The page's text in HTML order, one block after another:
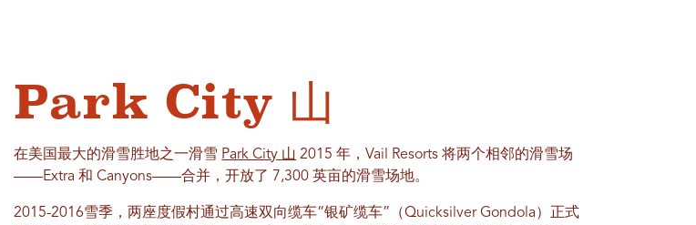
Park City 山
在美国最大的滑雪胜地之一滑雪 Park City 山 2015 年，Vail Resorts 将两个相邻的滑雪场
——Extra 和 Canyons——合并，开放了 7,300 英亩的滑雪场地。
2015-2016雪季，两座度假村通过高速双向缆车“银矿缆车”（Quicksilver Gondola）正式